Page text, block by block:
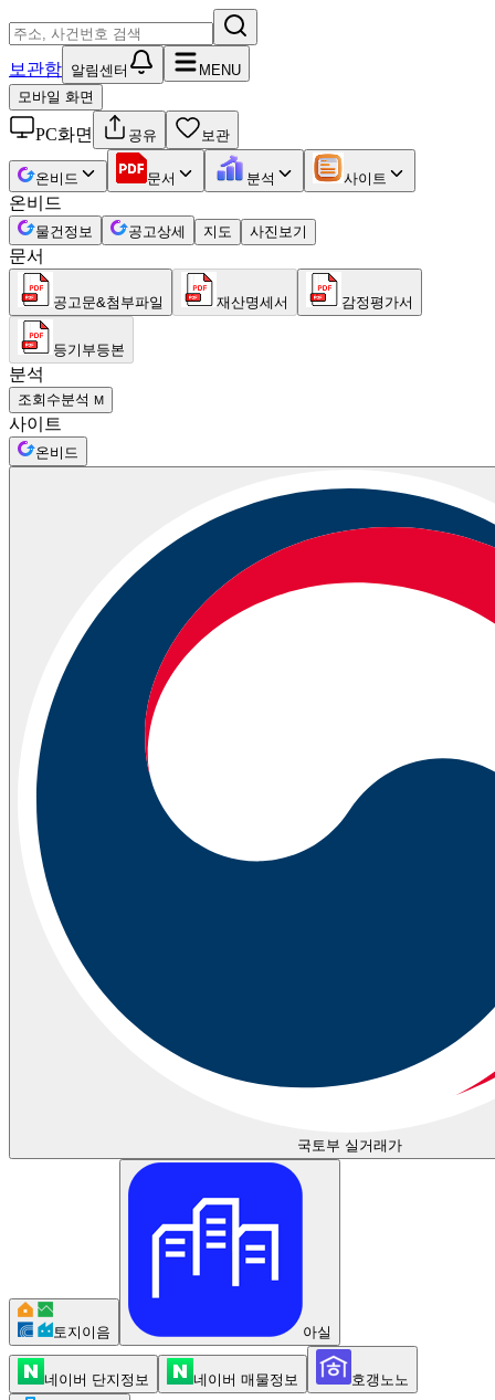
보관함 알림센터
MENU
모바일 화면
PC화면 공유 보관
온비드 문서 분석 사이트
온비드
물건정보 공고상세 지도 사진보기
문서
공고문&첨부파일 재산명세서 감정평가서
등기부등본
분석
조회수분석 M
사이트
온비드
국토부 실거래가
토지이음 아실
네이버 단지정보 네이버 매물정보
호갱노노